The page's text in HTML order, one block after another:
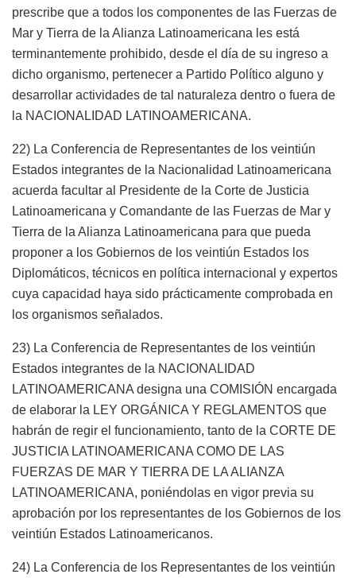
prescribe que a todos los componentes de las Fuerzas de
Mar y Tierra de la Alianza Latinoamericana les está
terminantemente prohibido, desde el día de su ingreso a
dicho organismo, pertenecer a Partido Político alguno y
desarrollar actividades de tal naturaleza dentro o fuera de
la NACIONALIDAD LATINOAMERICANA.
22) La Conferencia de Representantes de los veintiún
Estados integrantes de la Nacionalidad Latinoamericana
acuerda facultar al Presidente de la Corte de Justicia
Latinoamericana y Comandante de las Fuerzas de Mar y
Tierra de la Alianza Latinoamericana para que pueda
proponer a los Gobiernos de los veintiún Estados los
Diplomáticos, técnicos en política internacional y expertos
cuya capacidad haya sido prácticamente comprobada en
los organismos señalados.
23) La Conferencia de Representantes de los veintiún
Estados integrantes de la NACIONALIDAD
LATINOAMERICANA designa una COMISIÓN encargada
de elaborar la LEY ORGÁNICA Y REGLAMENTOS que
habrán de regir el funcionamiento, tanto de la CORTE DE
JUSTICIA LATINOAMERICANA COMO DE LAS
FUERZAS DE MAR Y TIERRA DE LA ALIANZA
LATINOAMERICANA, poniéndolas en vigor previa su
aprobación por los representantes de los Gobiernos de los
veintiún Estados Latinoamericanos.
24) La Conferencia de los Representantes de los veintiún